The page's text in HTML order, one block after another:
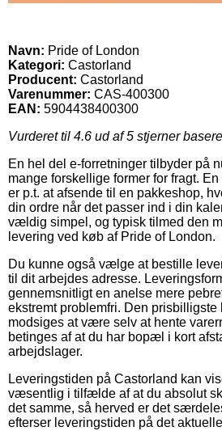
Navn: Pride of London
Kategori: Castorland
Producent: Castorland
Varenummer: CAS-400300
EAN: 5904438400300
Vurderet til 4.6 ud af 5 stjerner
En hel del e-forretninger tilbyder på
mange forskellige former for fragt.
er p.t. at afsende til en pakkeshop,
din ordre når det passer ind i din
vældig simpel, og typisk tilmed den
levering ved køb af Pride of London.
Du kunne også vælge at bestille
til dit arbejdes adresse.
gennemsnitligt en anelse mere
ekstremt problemfri. Den
modsiges at være selv at hente
betinges af at du har bopæl i kort
arbejdslager.
Leveringstiden på Castorland kan
væsentlig i tilfælde af at du absolut
det samme, så herved er det
efterser leveringstiden på det